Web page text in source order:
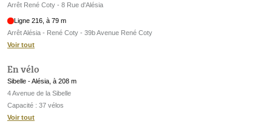
Arrêt René Coty - 8 Rue d'Alésia
Ligne 216, à 79 m
Arrêt Alésia - René Coty - 39b Avenue René Coty
Voir tout
En vélo
Sibelle - Alésia, à 208 m
4 Avenue de la Sibelle
Capacité : 37 vélos
Voir tout